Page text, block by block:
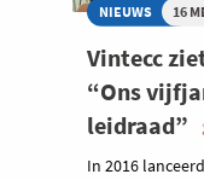
NIEUWS 16
Vintecc
“Ons
leidraad”
In 2016